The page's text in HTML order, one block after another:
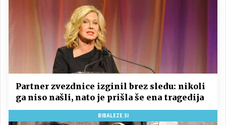
Partner zvezdnice izginil brez sledu: nikoli
ga niso našli, nato je prišla še ena tragedija
BIBALEZE.SI